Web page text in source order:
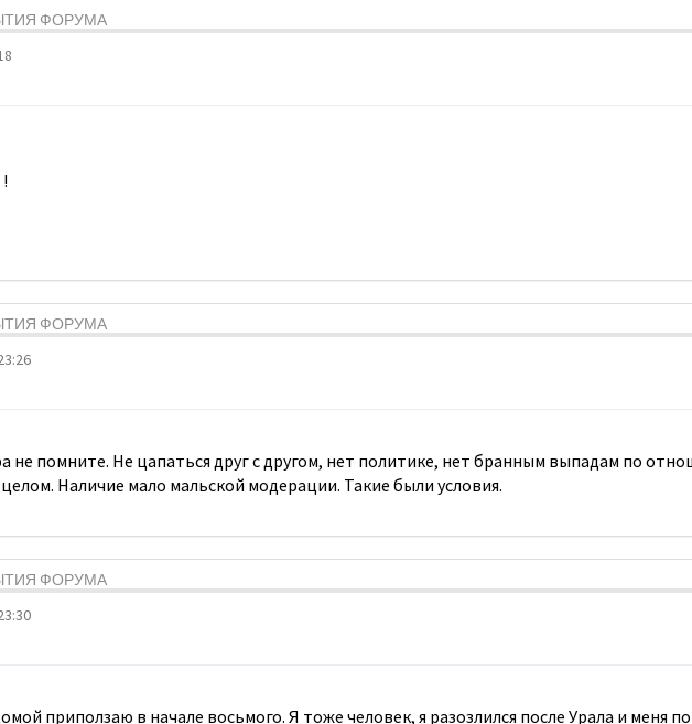
ФОРУМА
ФОРУМА
не помните. Не цапаться друг с другом, нет политике, нет бранным выпадам по
Наличие мало мальской модерации. Такие были условия.
ФОРУМА
приползаю в начале восьмого. Я тоже человек, я разозлился после Урала и меня